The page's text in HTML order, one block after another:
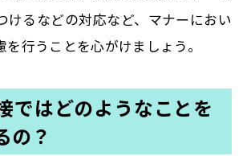
けるなどの対応など、マナーにおい
行うことを心がけましょう。
ではどのようなことを
の？